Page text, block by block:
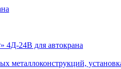
24В для автокрана
металлоконструкций,